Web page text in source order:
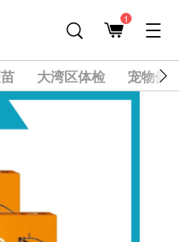
1
大湾区体检 宠物健